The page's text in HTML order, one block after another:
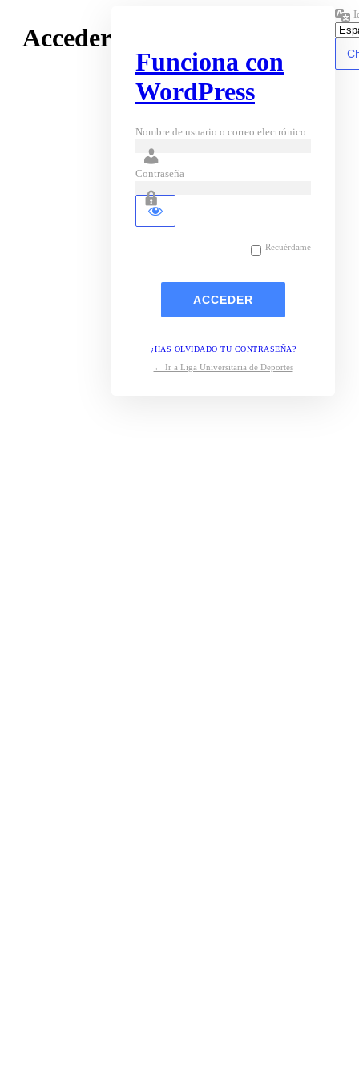
Acceder
Funciona con
WordPress
Nombre de usuario o correo electrónico
Contraseña
Recuérdame
¿HAS OLVIDADO TU CONTRASEÑA?
← Ir a Liga Universitaria de Deportes